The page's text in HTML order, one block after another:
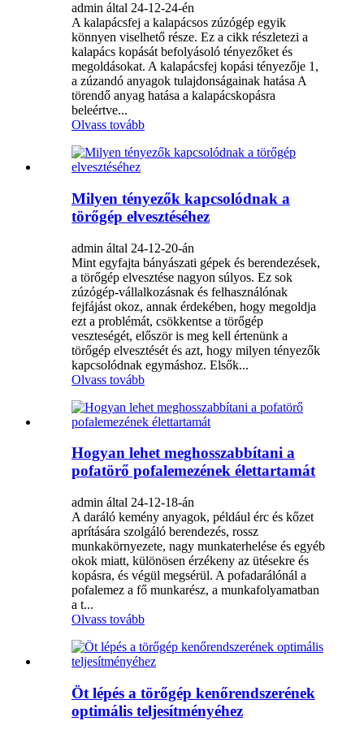
admin által 24-12-24-én
A kalapácsfej a kalapácsos zúzógép egyik
könnyen viselhető része. Ez a cikk részletezi a
kalapács kopását befolyásoló tényezőket és
megoldásokat. A kalapácsfej kopási tényezője 1,
a zúzandó anyagok tulajdonságainak hatása A
törendő anyag hatása a kalapácskopásra
beleértve...
Olvass tovább
Milyen tényezők kapcsolódnak a
törőgép elvesztéséhez
admin által 24-12-20-án
Mint egyfajta bányászati ​​gépek és berendezések,
a törőgép elvesztése nagyon súlyos. Ez sok
zúzógép-vállalkozásnak és felhasználónak
fejfájást okoz, annak érdekében, hogy megoldja
ezt a problémát, csökkentse a törőgép
veszteségét, először is meg kell értenünk a
törőgép elvesztését és azt, hogy milyen tényezők
kapcsolódnak egymáshoz. Elsők...
Olvass tovább
Hogyan lehet meghosszabbítani a
pofatörő pofalemezének élettartamát
admin által 24-12-18-án
A daráló kemény anyagok, például érc és kőzet
aprítására szolgáló berendezés, rossz
munkakörnyezete, nagy munkaterhelése és egyéb
okok miatt, különösen érzékeny az ütésekre és
kopásra, és végül megsérül. A pofadarálónál a
pofalemez a fő munkarész, a munkafolyamatban
a t...
Olvass tovább
Öt lépés a törőgép kenőrendszerének
optimális teljesítményéhez